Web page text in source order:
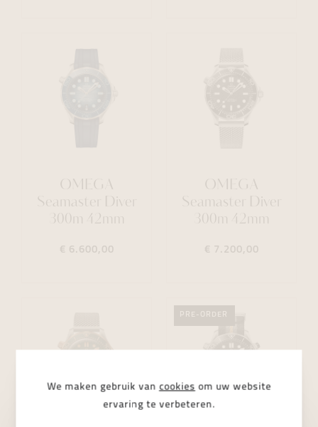
OMEGA
Seamaster Diver
300m 42mm
€ 6.600,00
OMEGA
Seamaster Diver
300m 42mm
€ 7.200,00
PRE-ORDER
We maken gebruik van cookies om uw website
ervaring te verbeteren.